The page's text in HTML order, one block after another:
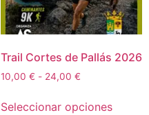
Trail Cortes de Pallás 2026
10,00 € - 24,00 €
Seleccionar opciones